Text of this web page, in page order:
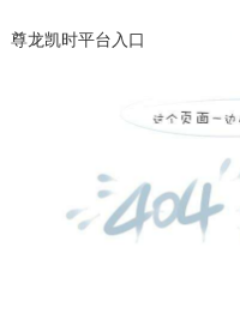
尊龙凯时平台入口